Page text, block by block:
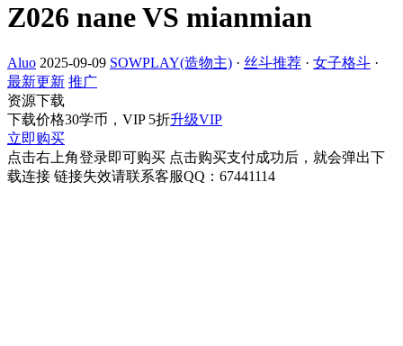
Z026 nane VS mianmian
Aluo 2025-09-09 SOWPLAY(造物主) · 丝斗推荐 · 女子格斗 ·
最新更新 推广
资源下载
下载价格30学币，VIP 5折升级VIP
立即购买
点击右上角登录即可购买 点击购买支付成功后，就会弹出下
载连接 链接失效请联系客服QQ：67441114